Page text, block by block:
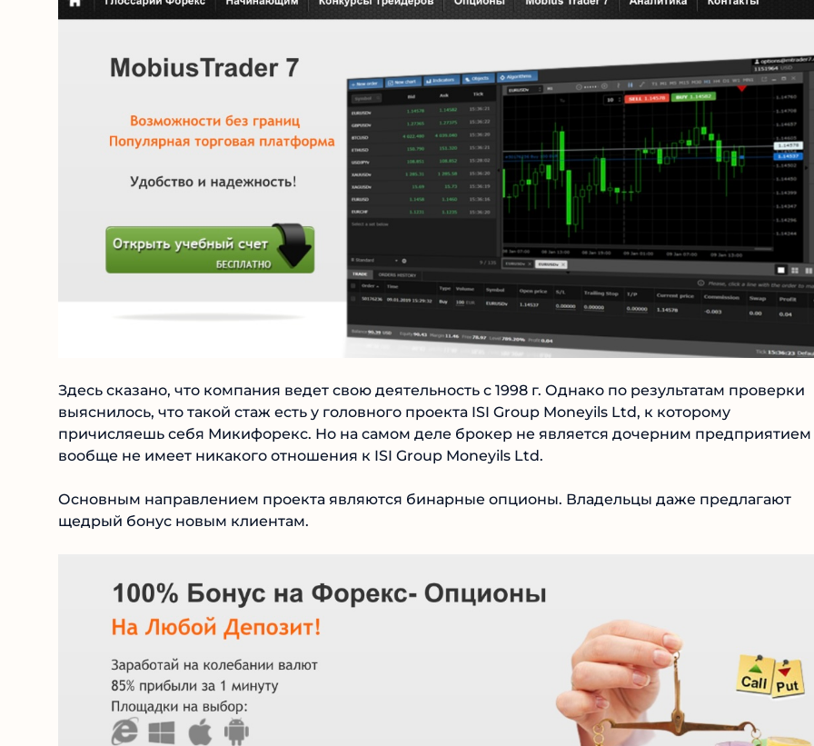
Здесь сказано, что компания ведет свою деятельность с 1998 г. Однако по результатам проверки
выяснилось, что такой стаж есть у головного проекта ISI Group Moneyils Ltd, к которому
причисляешь себя Микифорекс. Но на самом деле брокер не является дочерним предприятием
вообще не имеет никакого отношения к ISI Group Moneyils Ltd.
Основным направлением проекта являются бинарные опционы. Владельцы даже предлагают
щедрый бонус новым клиентам.